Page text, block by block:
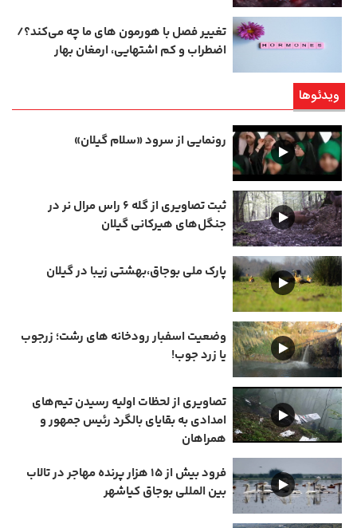
تغییر فصل با هورمون‌ های ما چه می‌کند؟/
اضطراب و کم‌ اشتهایی، ارمغان بهار
ویدئوها
رونمایی از سرود «سلام گیلان»
ثبت تصاویری از گله ۶ راس مرال نر در
جنگل‌های هیرکانی گیلان
پارک ملی بوجاق،بهشتی زیبا در گیلان
وضعیت اسفبار رودخانه های رشت؛ زرجوب
یا زرد جوب!
تصاویری از لحظات اولیه رسیدن تیم‌های
امدادی به بقایای بالگرد رئیس جمهور و
همراهان
فرود بیش از ۱۵ هزار پرنده مهاجر در تالاب
بین المللی بوجاق کیاشهر